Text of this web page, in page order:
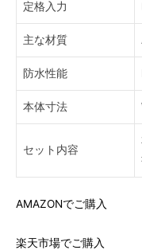
定格入力
主な材質
防水性能
本体寸法
セット内容
AMAZONでご購入
楽天市場でご購入